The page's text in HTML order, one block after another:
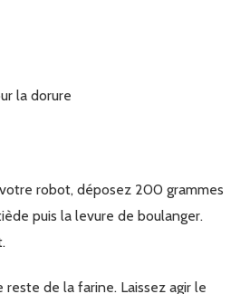
la dorure
puis la levure de boulanger.